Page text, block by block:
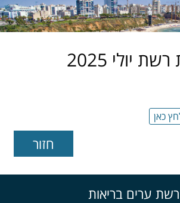
יולי 2025
כאן
רשת ערים בריאות